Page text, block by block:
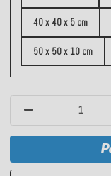
40 x 40 x 5 cm
50 x 50 x 10 cm